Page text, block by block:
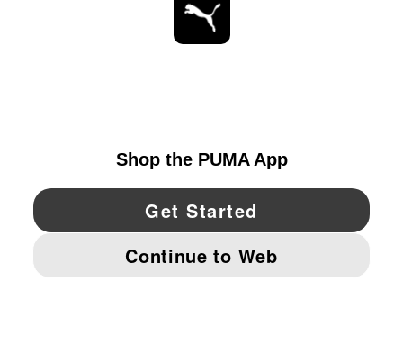
YouTube Twitter Pinterest
IMPRINT AND LEGAL DATA